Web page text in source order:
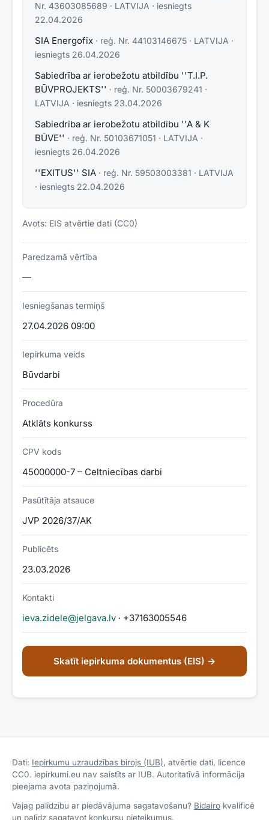
Nr. 43603085689 · LATVIJA · iesniegts
22.04.2026
SIA Energofix · reģ. Nr. 44103146675 · LATVIJA ·
iesniegts 26.04.2026
Sabiedrība ar ierobežotu atbildību ''T.I.P.
BŪVPROJEKTS'' · reģ. Nr. 50003679241 ·
LATVIJA · iesniegts 23.04.2026
Sabiedrība ar ierobežotu atbildību ''A & K
BŪVE'' · reģ. Nr. 50103671051 · LATVIJA ·
iesniegts 26.04.2026
''EXITUS'' SIA · reģ. Nr. 59503003381 · LATVIJA
· iesniegts 22.04.2026
Avots: EIS atvērtie dati (CC0)
Paredzamā vērtība
—
Iesniegšanas termiņš
27.04.2026 09:00
Iepirkuma veids
Būvdarbi
Procedūra
Atklāts konkurss
CPV kods
45000000-7 – Celtniecības darbi
Pasūtītāja atsauce
JVP 2026/37/AK
Publicēts
23.03.2026
Kontakti
ieva.zidele@jelgava.lv · +37163005546
Skatīt iepirkuma dokumentus (EIS) →
Dati: Iepirkumu uzraudzības birojs (IUB), atvērtie dati, licence
CC0. iepirkumi.eu nav saistīts ar IUB. Autoritatīvā informācija
pieejama avota paziņojumā.
Vajag palīdzību ar piedāvājuma sagatavošanu? Bidairo kvalificē
un palīdz sagatavot konkursu pieteikumus.